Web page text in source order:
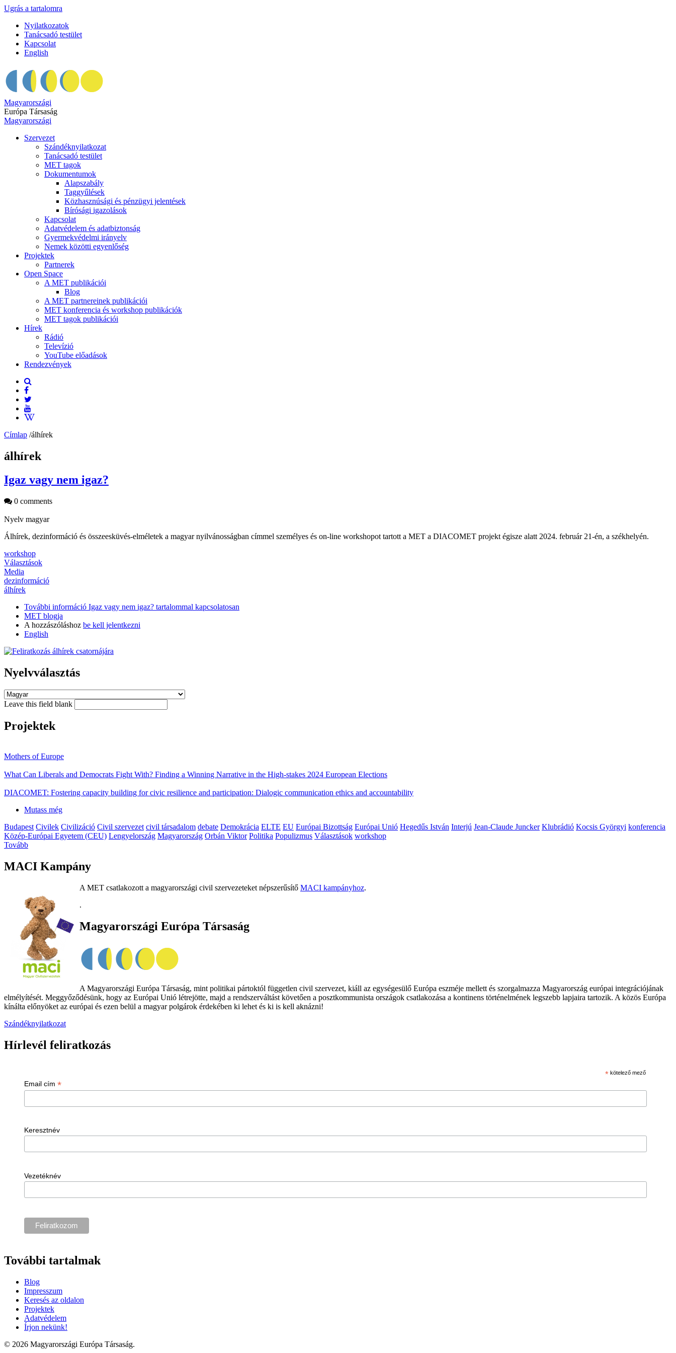
Ugrás a tartalomra
Nyilatkozatok
Tanácsadó testület
Kapcsolat
English
Magyarországi
Európa Társaság
Magyarországi
Szervezet
Szándéknyilatkozat
Tanácsadó testület
MET tagok
Dokumentumok
Alapszabály
Taggyűlések
Közhasznúsági és pénzügyi jelentések
Bírósági igazolások
Kapcsolat
Adatvédelem és adatbiztonság
Gyermekvédelmi irányelv
Nemek közötti egyenlőség
Projektek
Partnerek
Open Space
A MET publikációi
Blog
A MET partnereinek publikációi
MET konferencia és workshop publikációk
MET tagok publikációi
Hírek
Rádió
Televízió
YouTube előadások
Rendezvények
Címlap /álhírek
álhírek
Igaz vagy nem igaz?
0 comments
Nyelv magyar
Álhírek, dezinformáció és összeesküvés-elméletek a magyar nyilvánosságban címmel személyes és on-line workshopot tartott a MET a DIACOMET projekt égisze alatt 2024. február 21-én, a székhelyén.
workshop
Választások
Media
dezinformáció
álhírek
További információ Igaz vagy nem igaz? tartalommal kapcsolatosan
MET blogja
A hozzászóláshoz be kell jelentkezni
English
Nyelvválasztás
Leave this field blank
Projektek
Mothers of Europe
What Can Liberals and Democrats Fight With? Finding a Winning Narrative in the High-stakes 2024 European Elections
DIACOMET: Fostering capacity building for civic resilience and participation: Dialogic communication ethics and accountability
Mutass még
Budapest Civilek Civilizáció Civil szervezet civil társadalom debate Demokrácia ELTE EU Európai Bizottság Európai Unió Hegedűs István Interjú Jean-Claude Juncker Klubrádió Kocsis Györgyi konferencia
Közép-Európai Egyetem (CEU) Lengyelország Magyarország Orbán Viktor Politika Populizmus Választások workshop
Tovább
MACI Kampány
A MET csatlakozott a magyarországi civil szervezeteket népszerűsítő MACI kampányhoz.
.
Magyarországi Európa Társaság
A Magyarországi Európa Társaság, mint politikai pártoktól független civil szervezet, kiáll az egységesülő Európa eszméje mellett és szorgalmazza Magyarország európai integrációjának
elmélyítését. Meggyőződésünk, hogy az Európai Unió létrejötte, majd a rendszerváltást követően a posztkommunista országok csatlakozása a kontinens történelmének legszebb lapjaira tartozik. A közös Európa
kínálta előnyöket az európai és ezen belül a magyar polgárok érdekében ki lehet és ki is kell aknázni!
Szándéknyilatkozat
Hírlevél feliratkozás
* kötelező mező
Email cím *
Keresztnév
Vezetéknév
További tartalmak
Blog
Impresszum
Keresés az oldalon
Projektek
Adatvédelem
Írjon nekünk!
© 2026 Magyarországi Európa Társaság.